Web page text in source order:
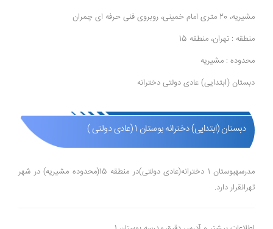
مشیریه، 20 متری امام خمینی، روبروی فنی حرفه ای چمران
منطقه : تهران، منطقه 15
محدوده : مشیریه
دبستان (ابتدایی) عادی دولتی دخترانه
دبستان (ابتدایی) دخترانه بوستان 1 (عادی دولتی )
مدرسهبوستان 1 دخترانه(عادی دولتی)در منطقه 15(محدوده مشیریه) در شهر
تهرانقرار دارد.